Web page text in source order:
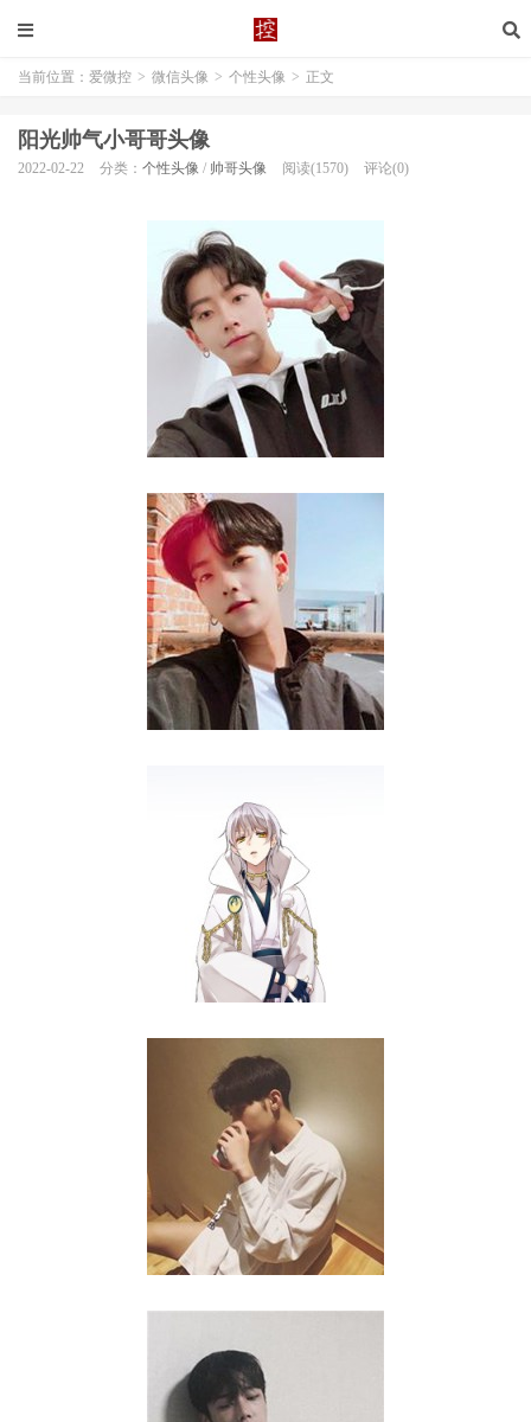
当前位置： 爱微控 > 微信头像 > 个性头像 > 正文
阳光帅气小哥哥头像
2022-02-22 分类： 个性头像 / 帅哥头像 阅读(1570) 评论(0)